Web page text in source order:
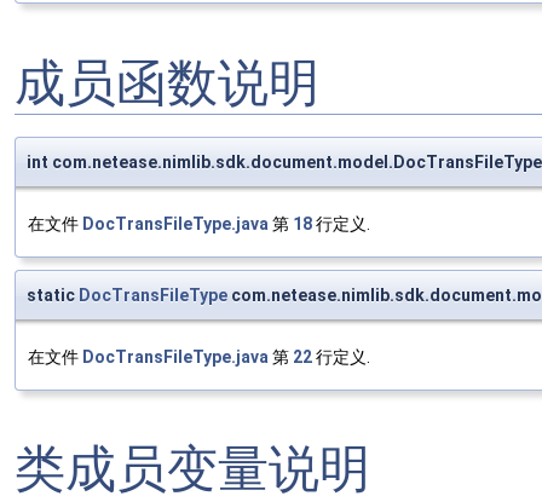
成员函数说明
int
在文件 DocTransFileType.java 第 18行定义.
static DocTransFileType
在文件 DocTransFileType.java 第 22行定义.
类成员变量说明